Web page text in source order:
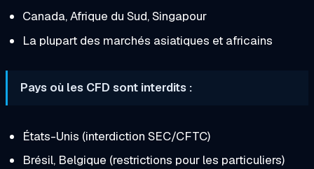
Canada, Afrique du Sud, Singapour
La plupart des marchés asiatiques et africains
Pays où les CFD sont interdits :
États-Unis (interdiction SEC/CFTC)
Brésil, Belgique (restrictions pour les particuliers)